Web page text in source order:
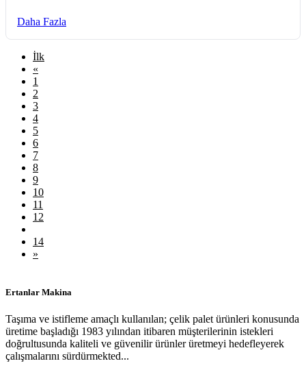
Daha Fazla
İlk
«
1
2
3
4
5
6
7
8
9
10
11
12
14
»
Ertanlar Makina
Taşıma ve istifleme amaçlı kullanılan; çelik palet ürünleri konusunda
üretime başladığı 1983 yılından itibaren müşterilerinin istekleri
doğrultusunda kaliteli ve güvenilir ürünler üretmeyi hedefleyerek
çalışmalarını sürdürmekted...